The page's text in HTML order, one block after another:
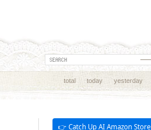
total today yesterday
👉 Catch Up AI Amazon Store